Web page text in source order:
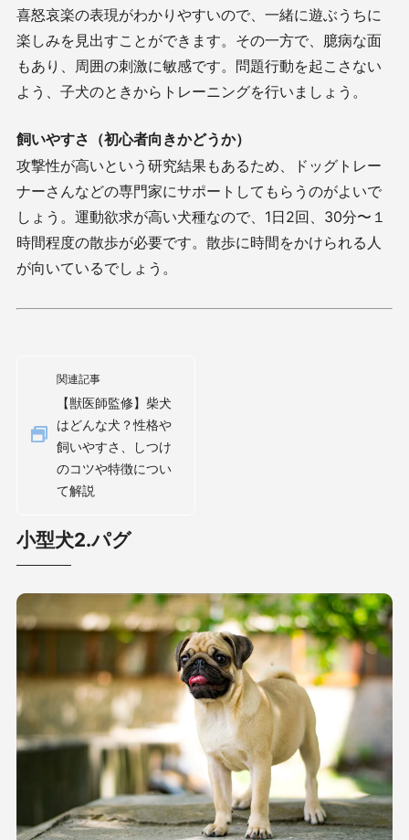
喜怒哀楽の表現がわかりやすいので、一緒に遊ぶうちに
楽しみを見出すことができます。その一方で、臆病な面
もあり、周囲の刺激に敏感です。問題行動を起こさない
よう、子犬のときからトレーニングを行いましょう。
飼いやすさ（初心者向きかどうか）
攻撃性が高いという研究結果もあるため、ドッグトレー
ナーさんなどの専門家にサポートしてもらうのがよいで
しょう。運動欲求が高い犬種なので、 1日2回、 30分〜１
時間程度の散歩が必要です。散歩に時間をかけられる人
が向いているでしょう。
関連記事
【獣医師監修】柴犬
はどんな犬？性格や
飼いやすさ、しつけ
のコツや特徴につい
て解説
小型犬2.パグ